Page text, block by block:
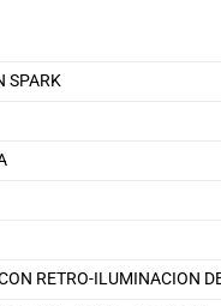
SPARK
RETRO-ILUMINACION